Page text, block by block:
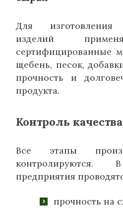
Для изготовления
изделий
сертифицированные
щебень, песок,
прочность и
продукта.
Контроль качества
Все этапы
контролируются.
предприятия
прочность на